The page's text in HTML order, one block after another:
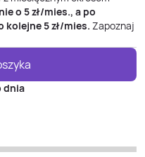
o 5zł/mies., a po
kolejne5zł/mies. Zapoznaj
dnia